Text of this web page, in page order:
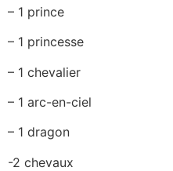
– 1 prince
– 1 princesse
– 1 chevalier
– 1 arc-en-ciel
– 1 dragon
-2 chevaux